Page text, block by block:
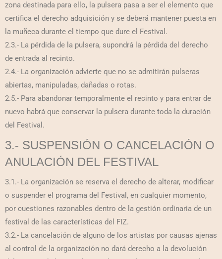
zona destinada para ello, la pulsera pasa a ser el elemento que
certifica el derecho adquisición y se deberá mantener puesta en
la muñeca durante el tiempo que dure el Festival.
2.3.- La pérdida de la pulsera, supondrá la pérdida del derecho
de entrada al recinto.
2.4.- La organización advierte que no se admitirán pulseras
abiertas, manipuladas, dañadas o rotas.
2.5.- Para abandonar temporalmente el recinto y para entrar de
nuevo habrá que conservar la pulsera durante toda la duración
del Festival.
3.- SUSPENSIÓN O CANCELACIÓN O
ANULACIÓN DEL FESTIVAL
3.1.- La organización se reserva el derecho de alterar, modificar
o suspender el programa del Festival, en cualquier momento,
por cuestiones razonables dentro de la gestión ordinaria de un
festival de las características del FIZ.
3.2.- La cancelación de alguno de los artistas por causas ajenas
al control de la organización no dará derecho a la devolución